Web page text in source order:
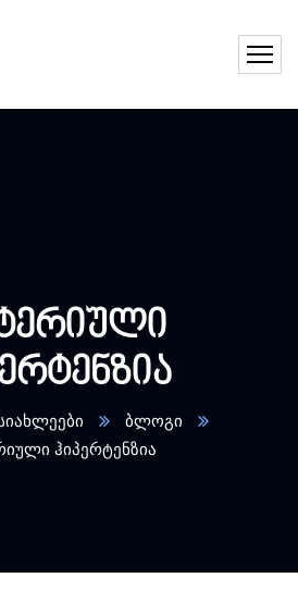
ბლოგი
ჰიპერტენზია